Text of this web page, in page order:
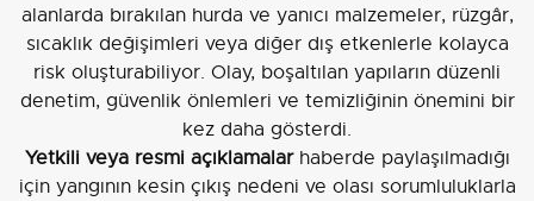
alanlarda bırakılan hurda ve yanıcı malzemeler, rüzgâr,
sıcaklık değişimleri veya diğer dış etkenlerle kolayca
risk oluşturabiliyor. Olay, boşaltılan yapıların düzenli
denetim, güvenlik önlemleri ve temizliğinin önemini bir
kez daha gösterdi.
Yetkili veya resmi açıklamalarhaberde paylaşılmadığı
için yangının kesin çıkış nedeni ve olası sorumluluklarla